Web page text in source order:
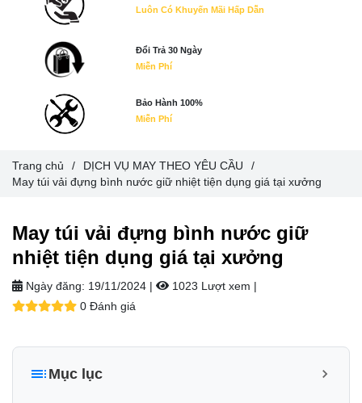
May túi vải đựng bình nước giữ
nhiệt tiện dụng giá tại xưởng
Ngày đăng: 19/11/2024 | 1023 Lượt xem |
0 Đánh giá
Mục lục
Trang chủ / DỊCH VỤ MAY THEO YÊU CẦU
/
May túi vải đựng bình nước giữ nhiệt tiện dụng giá tại xưởng
Luôn Có Khuyến Mãi Hấp Dẫn
Đổi Trả 30 Ngày
Miễn Phí
Bảo Hành 100%
Miễn Phí